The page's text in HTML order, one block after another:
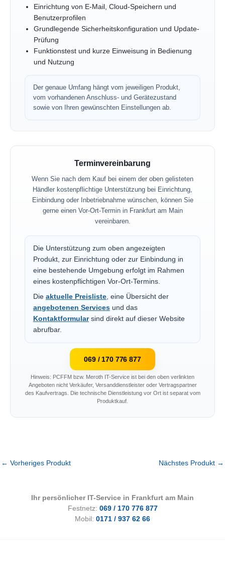
Einrichtung von E-Mail, Cloud-Speichern und
Benutzerprofilen
Grundlegende Sicherheitskonfiguration und Update-
Prüfung
Funktionstest und kurze Einweisung in Bedienung
und Nutzung
Der genaue Umfang hängt vom jeweiligen Produkt,
vom vorhandenen Anschluss- und Gerätezustand
sowie von Ihren gewünschten Einstellungen ab.
Terminvereinbarung
Wenn Sie nach dem Kauf bei einem der oben gelisteten
Händler kostenpflichtige Unterstützung bei Einrichtung,
Einbindung oder Inbetriebnahme wünschen, können Sie
gerne einen Vor-Ort-Termin in Frankfurt am Main
vereinbaren.
Die Unterstützung zum oben angezeigten
Produkt, zur Einrichtung oder zur Einbindung in
eine bestehende Umgebung erfolgt im Rahmen
eines kostenpflichtigen Vor-Ort-Termins.
Die aktuelle Preisliste , eine Übersicht der
angebotenen Services und das
Kontaktformularsind direkt auf dieser Website
abrufbar.
069 / 170 776 877
Hinweis: PCFFM bzw. Meroth IT-Service ist bei den oben verlinkten
Angeboten nicht Verkäufer, Versanddienstleister oder Vertragspartner
des Kaufvertrags. Die technische Dienstleistung vor Ort ist separat vom
Produktkauf.
← Vorheriges Produkt Nächstes Produkt →
Ihr persönlicher IT-Service in Frankfurt am Main
Festnetz: 069 / 170 776 877
Mobil: 0171 / 937 62 66